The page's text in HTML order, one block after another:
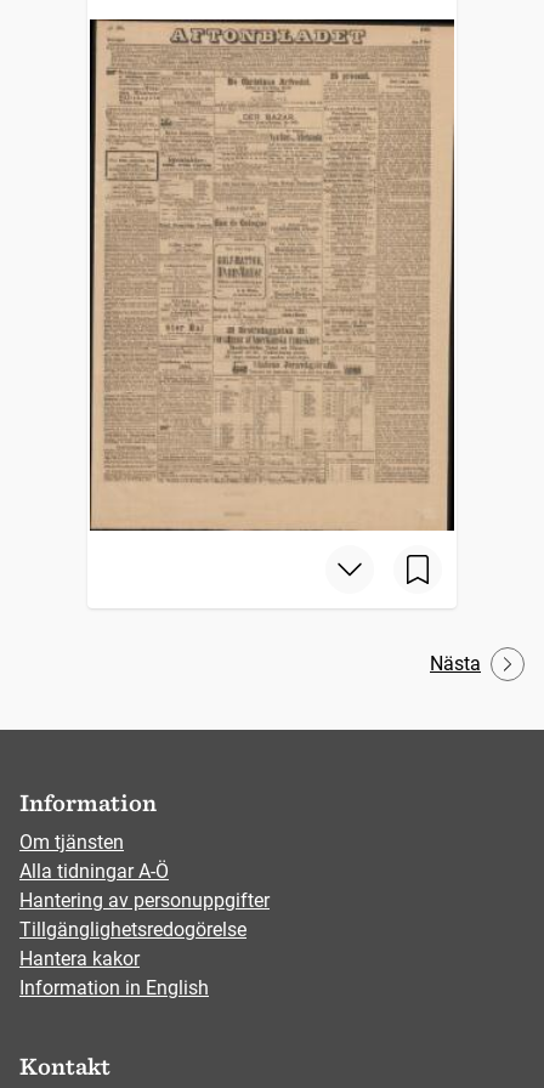
Nästa
Information
Om tjänsten
Alla tidningar A-Ö
Hantering av personuppgifter
Tillgänglighetsredogörelse
Hantera kakor
Information in English
Kontakt